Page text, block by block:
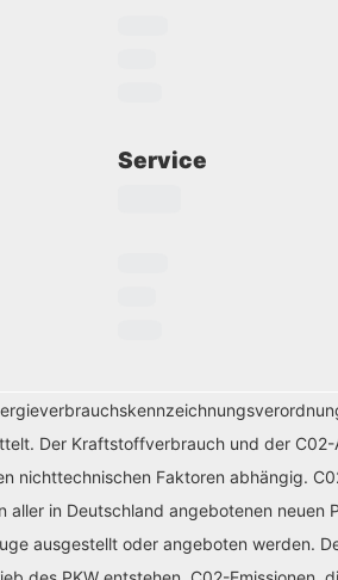
Service
Der Kraftstoffverbrauch und der
nichttechnischen Faktoren abhängig.
in Deutschland angebotenen
ausgestellt oder angeboten werden.